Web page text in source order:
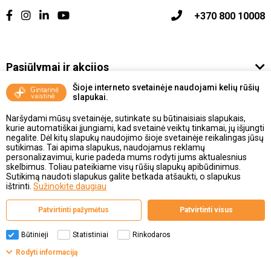
Šioje interneto svetainėje naudojami kelių rūšių
slapukai.
Naršydami mūsų svetainėje, sutinkate su būtinaisiais slapukais,
kurie automatiškai įjungiami, kad svetainė veiktų tinkamai, jų išjungti
negalite. Dėl kitų slapukų naudojimo šioje svetainėje reikalingas jūsų
sutikimas. Tai apima slapukus, naudojamus reklamų
personalizavimui, kurie padeda mums rodyti jums aktualesnius
skelbimus. Toliau pateikiame visų rūšių slapukų apibūdinimus.
Sutikimą naudoti slapukus galite betkada atšaukti, o slapukus
ištrinti. Sužinokite daugiau
Patvirtinti pažymėtus Patvirtinti visus
Būtinieji Statistiniai Rinkodaros
Rodyti informaciją
+370 800 10008
Pasiūlymai ir akcijos
Vakcinavimo tvarka ir taisyklės
Kontaktai ir Karjera
Taisyklės ir politika
Valstybinė vaistų kontrolės tarnyba
prie Lietuvos Respublikos sveikatos apsaugos ministerijos
Studentų g. 45A, 08107 Vilnius | +370 5 263 9264
www.vvkt.lt | vvkt@vvkt.lt